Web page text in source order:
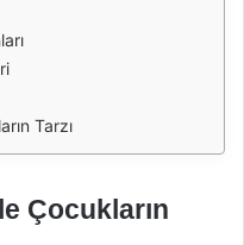
Tarzı
Çocukların